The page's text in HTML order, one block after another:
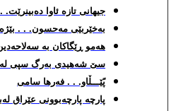
جیهانی تازه‌ ئاوا
به‌خێربێی مه‌حسون. . .
هه‌مو ڕێگاكان به‌
سێ شه‌هیدی به‌رگ سپی له‌
پًێـــڵاو. . . فه‌رها سامی
پارچه‌ پارچه‌بوونی عێراق